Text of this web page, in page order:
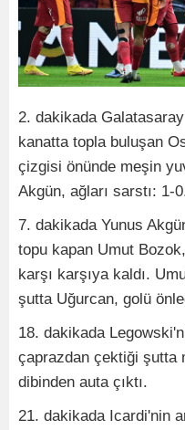
2. dakikada
kanatta topla buluşan
çizgisi önünde meşin
Akgün, ağları sarstı: 1-
7. dakikada Yunus
topu kapan Umut
karşı karşıya kaldı.
şutta Uğurcan, golü
18. dakikada
çaprazdan çektiği şutta
dibinden auta çıktı.
21. dakikada Icardi'nin